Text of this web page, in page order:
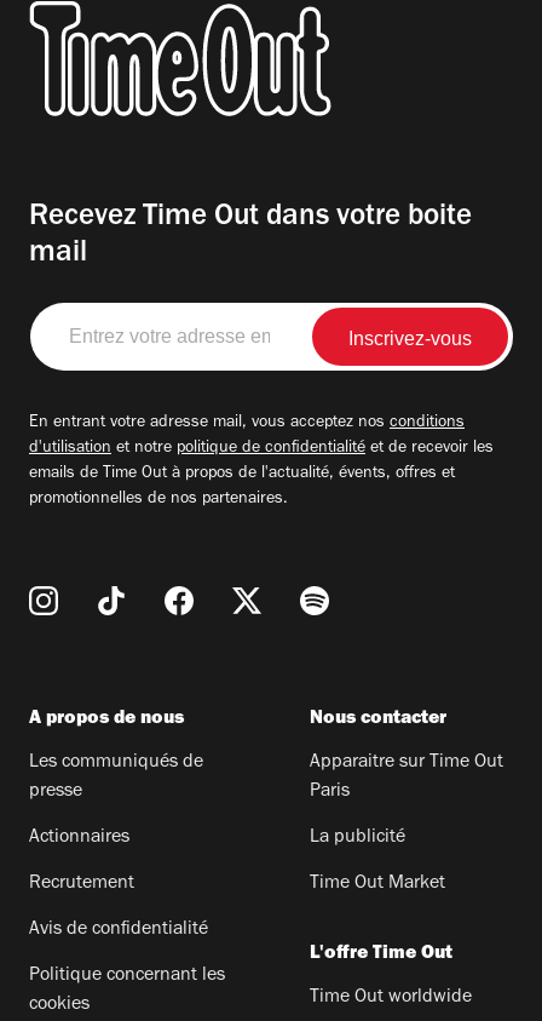
Recevez Time Out dans votre boite
mail
Entrez
votre
adresse
En entrant votre adresse mail, vous acceptez nos conditions
d'utilisation et notre politique de confidentialité et de recevoir les
emails de Time Out à propos de l'actualité, évents, offres et
promotionnelles de nos partenaires.
A propos de nous
Les communiqués de
presse
Actionnaires
Recrutement
Avis de confidentialité
Politique concernant les
cookies
Nous contacter
Apparaitre sur Time Out
Paris
La publicité
Time Out Market
L'offre Time Out
Time Out worldwide